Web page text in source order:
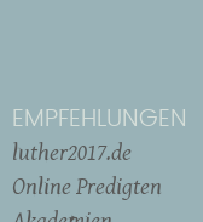
EMPFEHLUNGEN
luther2017.de
Online Predigten